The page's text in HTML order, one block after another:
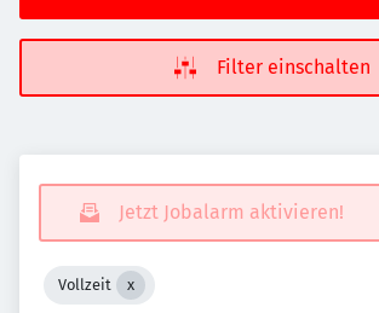
Filter einschalten
Jetzt Jobalarm aktivieren!
Vollzeit